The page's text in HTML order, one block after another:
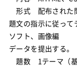
形式 配布された
題文の指示に従っ
ソフト、画像編
データを提出する。
題数 1テーマ（基